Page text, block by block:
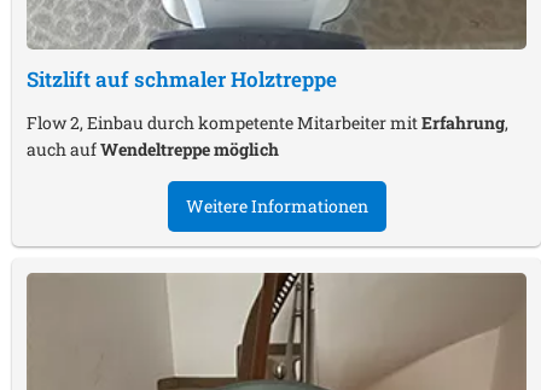
Sitzlift auf schmaler Holztreppe
Flow 2, Einbau durch kompetente Mitarbeiter mitErfahrung,
auch aufWendeltreppe möglich
Weitere Informationen